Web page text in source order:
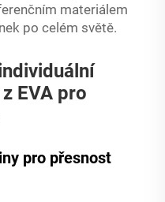
materiálem
po celém světě.
EVA pro
pro přesnost